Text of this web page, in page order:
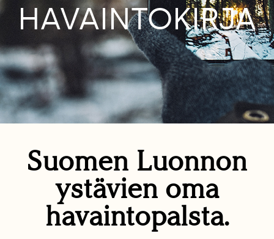
HAVAINTOKIRJA
Suomen Luonnon
ystävien oma
havaintopalsta.